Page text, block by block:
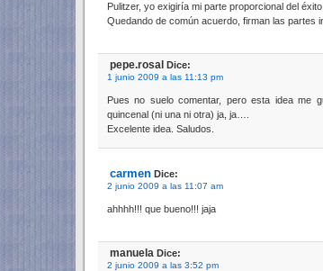
Pulitzer, yo exigiría mi parte proporcional del éxito.
Quedando de común acuerdo, firman las partes
pepe.rosal Dice:
1 junio 2009 a las 11:13 pm
Pues no suelo comentar, pero esta idea me
quincenal (ni una ni otra) ja, ja….
Excelente idea. Saludos.
carmen Dice:
2 junio 2009 a las 11:07 am
ahhhh!!! que bueno!!! jaja
manuela Dice:
2 junio 2009 a las 3:52 pm